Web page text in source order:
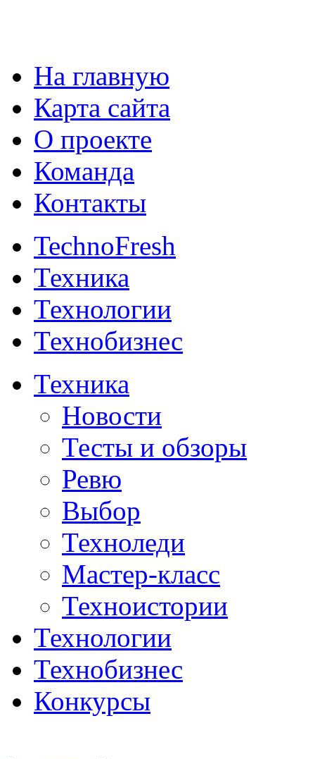
На главную
Карта сайта
О проекте
Команда
Контакты
TechnoFresh
Техника
Технологии
Технобизнес
Техника
Новости
Тесты и обзоры
Ревю
Выбор
Техноледи
Мастер-класс
Техноистории
Технологии
Технобизнес
Конкурсы